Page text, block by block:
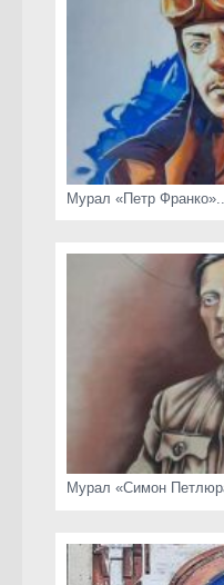
Мурал «Петр Франко»...
Мурал «Симон